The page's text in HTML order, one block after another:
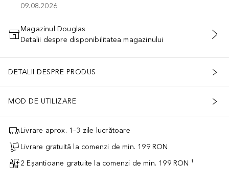
09.08.2026
ADĂUGAȚI ÎN COŞ
Magazinul Douglas
Detalii despre disponibilitatea magazinului
DETALII DESPRE PRODUS
MOD DE UTILIZARE
Livrare aprox. 1–3 zile lucrătoare
Livrare gratuită la comenzi de min. 199 RON
2 Eșantioane gratuite la comenzi de min. 199 RON ¹